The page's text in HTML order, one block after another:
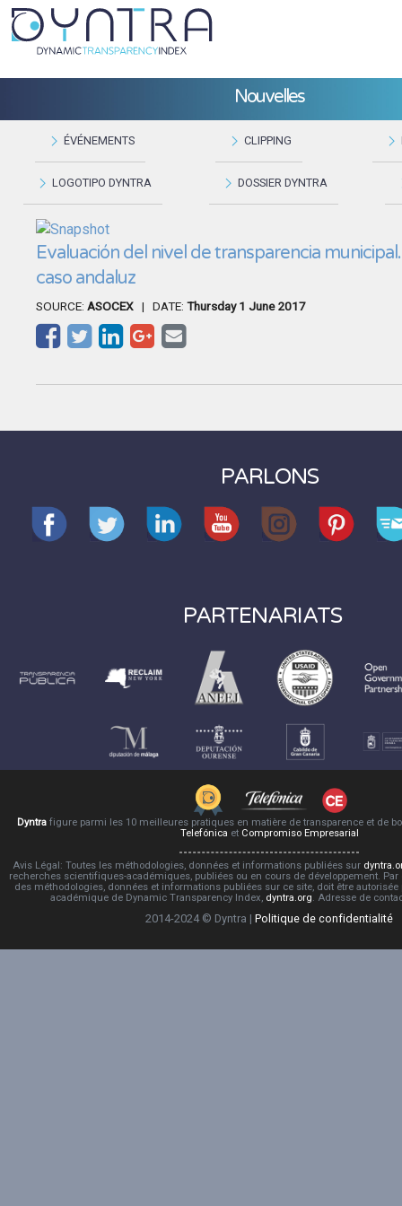
Nouvelles
ÉVÉNEMENTS CLIPPING
LOGOTIPO DYNTRA DOSSIER DYNTRA
Evaluación del nivel de transparencia
caso andaluz
SOURCE: ASOCEX | DATE: Thursday 1 June 2017
PARLONS
PARTENARIATS
Dyntra figure parmi les 10 meilleures pratiques en matière de transparence et de
Telefónica et Compromiso Empresarial
Avis Légal: Toutes les méthodologies, données et informations publiées sur
recherches scientifiques-académiques, publiées ou en cours de développement.
des méthodologies, données et informations publiées sur ce site, doit être
académique de Dynamic Transparency Index, dyntra.org. Adresse de
2014-2024 © Dyntra | Politique de confidentialité